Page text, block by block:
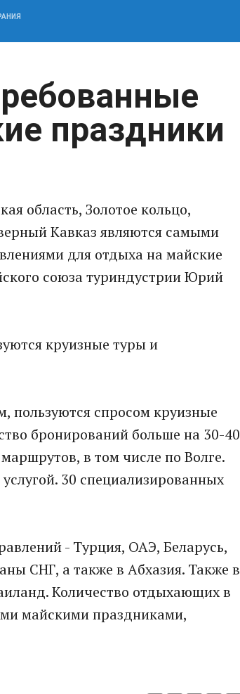
праздники
область, Золотое кольцо,
Кавказ являются самыми
для отдыха на майские
союза туриндустрии Юрий
круизные туры и
пользуются спросом круизные
бронирований больше на 30-40
в том числе по Волге.
30 специализированных
- Турция, ОАЭ, Беларусь,
СНГ, а также в Абхазия. Также в
Количество отдыхающих в
майскими праздниками,